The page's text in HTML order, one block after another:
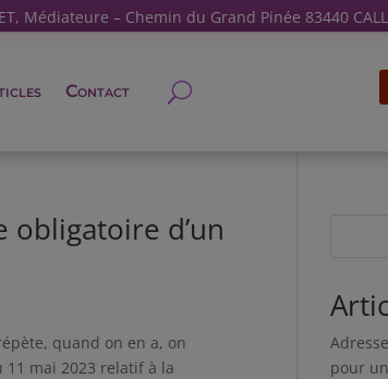
Médiateure – Chemin du Grand Pinée 83440
Contact
d’un
quand on en a, on
11 mai 2023 relatif à la
pour